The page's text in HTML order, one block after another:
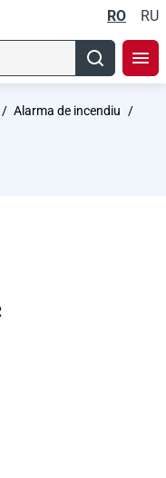
RO RU
/ Alarma de incendiu
/